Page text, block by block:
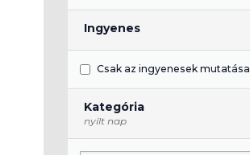
Ingyenes
Csak az ingyenesek mutatása
Kategória
nyílt nap